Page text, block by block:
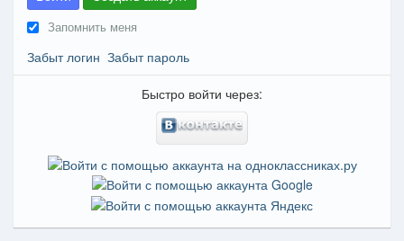
Запомнить меня
Забыт логин Забыт пароль
Быстро войти через: